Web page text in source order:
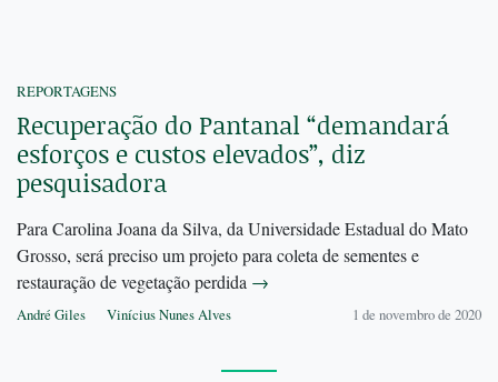
REPORTAGENS
Recuperação do Pantanal “demandará
esforços e custos elevados”, diz
pesquisadora
Para Carolina Joana da Silva, da Universidade Estadual do Mato
Grosso, será preciso um projeto para coleta de sementes e
restauração de vegetação perdida →
André Giles Vinícius Nunes Alves 1 de novembro de 2020